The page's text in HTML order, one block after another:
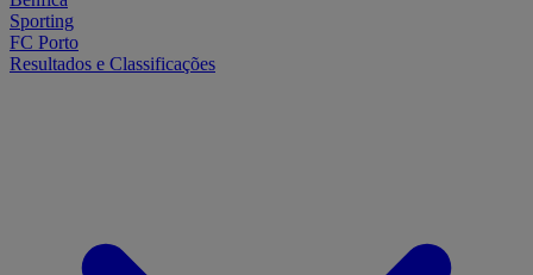
Sporting
FC Porto
Resultados e Classificações